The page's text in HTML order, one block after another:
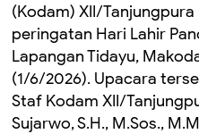
(Kodam) XII/
peringatan Hari Lahir
Lapangan Tidayu,
(1/6/2026). Upacara
Staf Kodam XII/
Sujarwo, S.H., M.Sos.,